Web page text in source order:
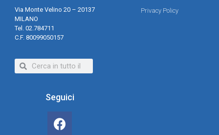
Via Monte Velino 20 – 20137
MILANO
Tel. 02.784711
C.F. 80099050157
Privacy Policy
Seguici